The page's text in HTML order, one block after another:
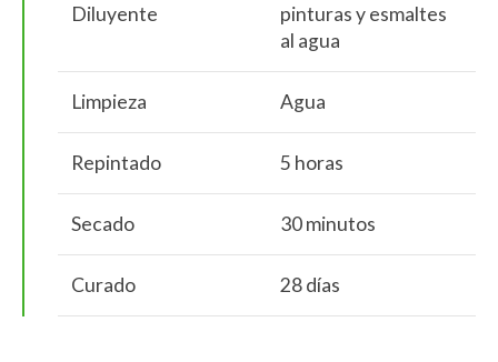
Diluyente
pinturas y esmaltes
al agua
Limpieza Agua
Repintado 5 horas
Secado 30 minutos
Curado 28 días